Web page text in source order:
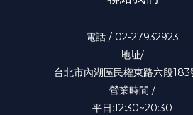
電話 / 02-27932923
地址/
台北市內湖區民權東路六段183
營業時間 /
平日:12:30~20:30